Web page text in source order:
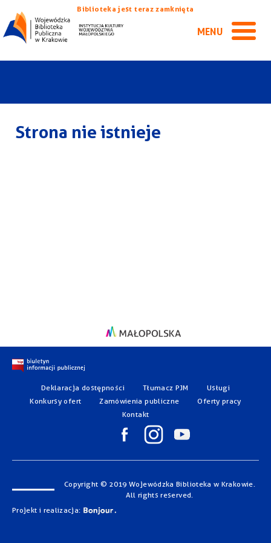
Biblioteka jest teraz zamknięta
MENU
Strona nie istnieje
Deklaracja dostępności Tłumacz PJM
Usługi
Konkursy ofert
Zamówienia publiczne
Oferty pracy
Kontakt
Copyright © 2019 Wojewódzka Biblioteka w Krakowie.
All rights reserved.
Projekt i realizacja: